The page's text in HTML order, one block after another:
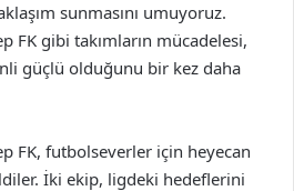
sunmasını umuyoruz.
FK gibi takımların mücadelesi,
güçlü olduğunu bir kez daha
FK, futbolseverler için heyecan
İki ekip, ligdeki hedeflerini